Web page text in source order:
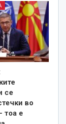
се
во
тоа е